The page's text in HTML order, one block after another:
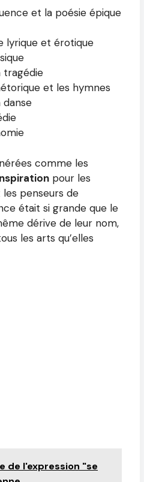
et la poésie épique
lyrique et érotique
tragédie
et les hymnes
danse
comme les
pour les
penseurs de
était si grande que le
dérive de leur nom,
les arts qu’elles
de l'expression "se